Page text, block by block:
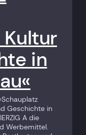
Kultur
in
Geschichte in
A die
Werbemittel.